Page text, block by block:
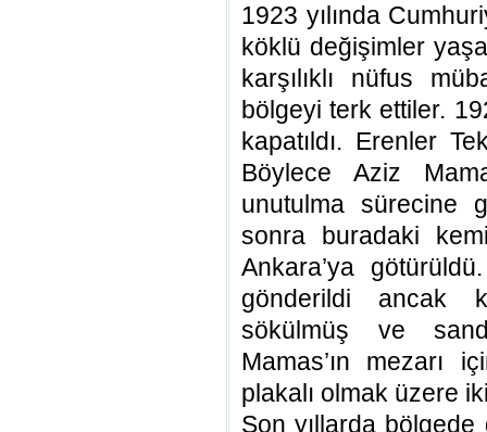
1923 yılında
köklü değişimler
karşılıklı nüfus
bölgeyi terk ettiler.
kapatıldı. Erenler
Böylece Aziz
unutulma sürecine
sonra buradaki
Ankara’ya
gönderildi ancak
sökülmüş ve
Mamas’ın mezarı
plakalı olmak üzere
Son yıllarda